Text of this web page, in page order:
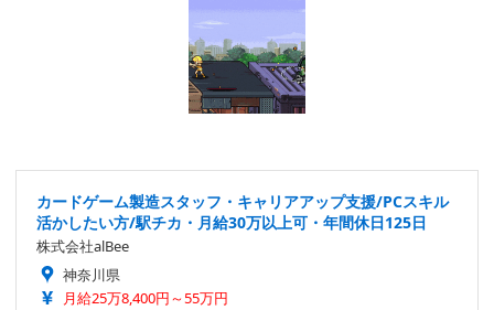
カードゲーム製造スタッフ・キャリアアップ支援/PCスキル
活かしたい方/駅チカ・月給30万以上可・年間休日125日
株式会社alBee
神奈川県
月給25万8,400円～55万円